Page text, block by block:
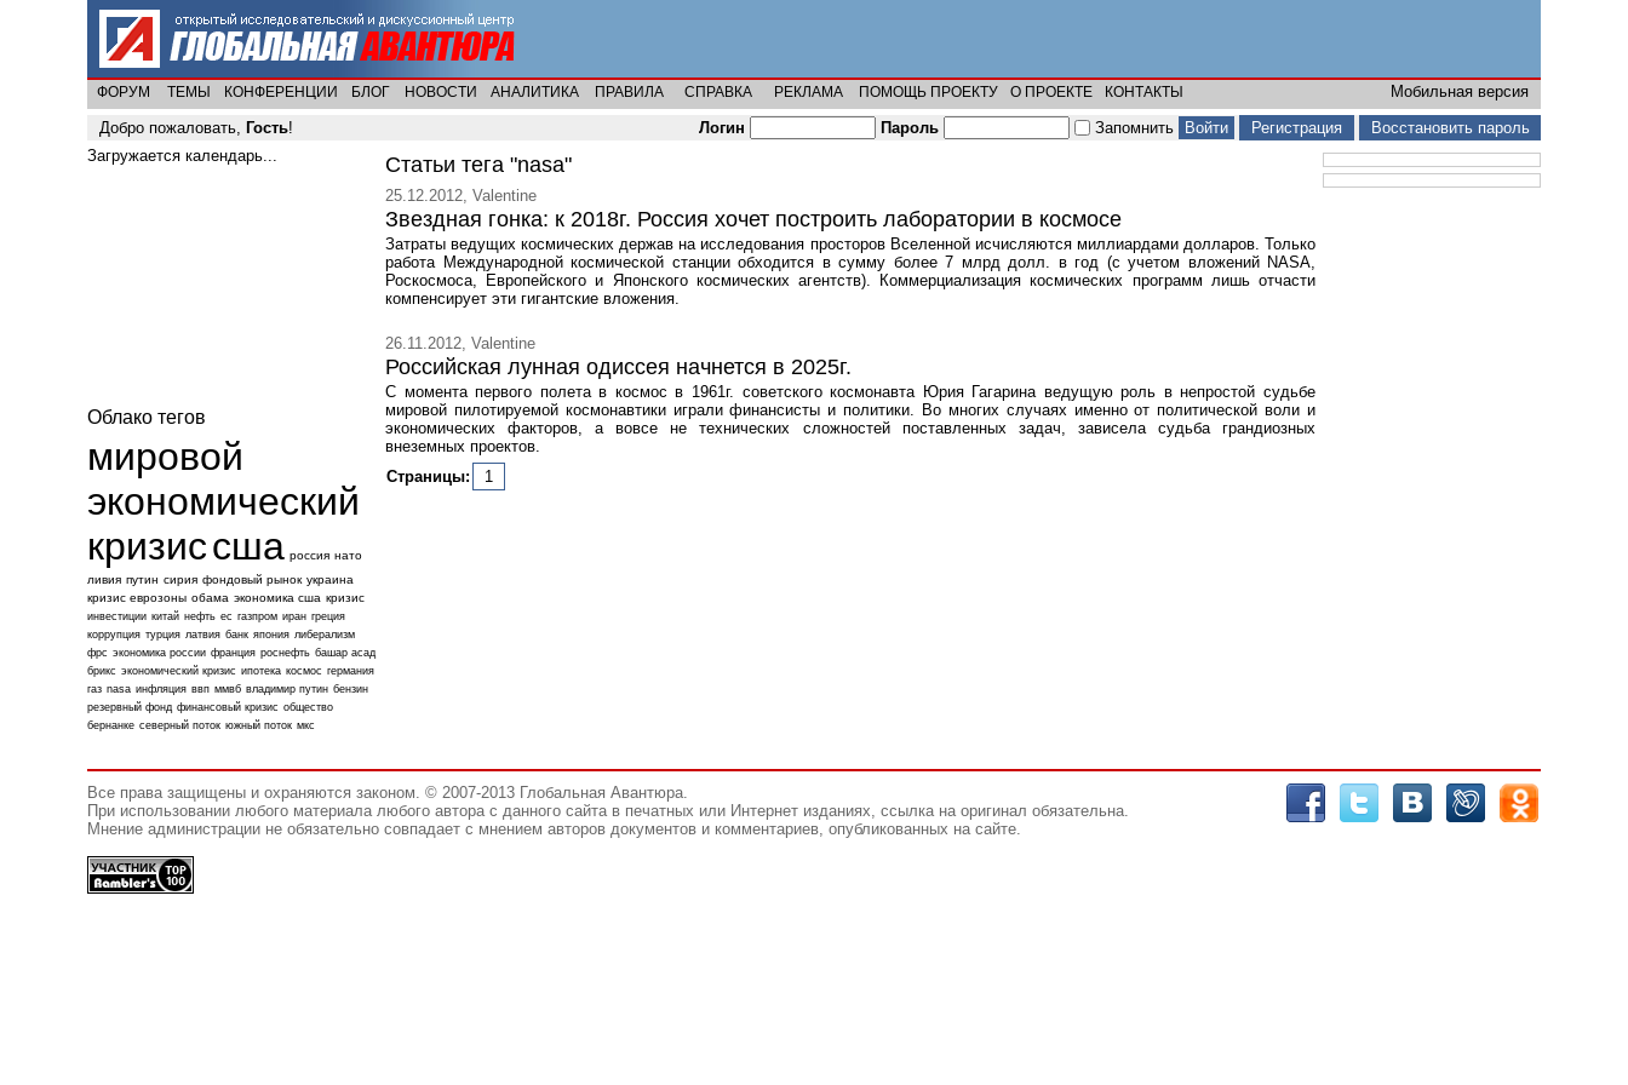
ФОРУМ ТЕМЫ КОНФЕРЕНЦИИ БЛОГ НОВОСТИ АНАЛИТИКА ПРАВИЛА СПРАВКА РЕКЛАМА ПОМОЩЬ ПРОЕКТУ О ПРОЕКТЕ КОНТАКТЫ
Мобильная версия
Добро пожаловать, Гость! Логин Пароль Запомнить Регистрация Восстановить пароль
Статьи тега "nasa"
25.12.2012, Valentine
Звездная гонка: к 2018г. Россия хочет построить лаборатории в космосе
Затраты ведущих космических держав на исследования просторов Вселенной исчисляются миллиардами долларов. Только
работа Международной космической станции обходится в сумму более 7 млрд долл. в год (с учетом вложений NASA,
Роскосмоса, Европейского и Японского космических агентств). Коммерциализация космических программ лишь отчасти
компенсирует эти гигантские вложения.
26.11.2012, Valentine
Российская лунная одиссея начнется в 2025г.
С момента первого полета в космос в 1961г. советского космонавта Юрия Гагарина ведущую роль в непростой судьбе
мировой пилотируемой космонавтики играли финансисты и политики. Во многих случаях именно от политической воли и
экономических факторов, а вовсе не технических сложностей поставленных задач, зависела судьба грандиозных
внеземных проектов.
Страницы:
1
Загружается календарь...
Облако тегов
мировой
экономический
кризиссша россия нато
ливия путин сирия фондовый рынок украина
кризис еврозоны обама экономика сша кризис
инвестиции китай нефть ес газпром иран греция
коррупция турция латвия банк япония либерализм
фрс экономика россии франция роснефть башар асад
брикс экономический кризис ипотека космос германия
газ nasa инфляция ввп ммвб владимир путин бензин
резервный фонд финансовый кризис общество
бернанке северный поток южный поток мкс
Все права защищены и охраняются законом. © 2007-2013 Глобальная Авантюра.
При использовании любого материала любого автора с данного сайта в печатных или Интернет изданиях, ссылка на оригинал обязательна.
Мнение администрации не обязательно совпадает с мнением авторов документов и комментариев, опубликованных на сайте.